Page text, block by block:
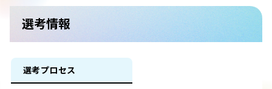
選考情報
選考プロセス